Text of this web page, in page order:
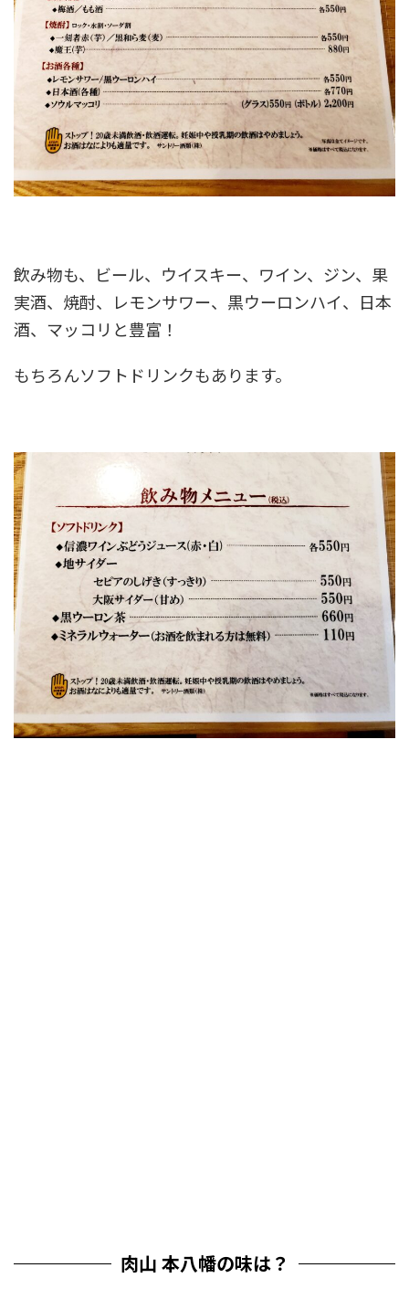
飲み物も、ビール、ウイスキー、ワイン、ジン、果
実酒、焼酎、レモンサワー、黒ウーロンハイ、日本
酒、マッコリと豊富！
もちろんソフトドリンクもあります。
肉山 本八幡の味は？